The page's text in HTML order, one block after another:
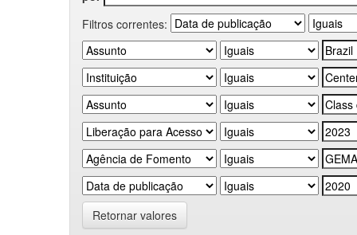
Filtros correntes:
Retornar valores